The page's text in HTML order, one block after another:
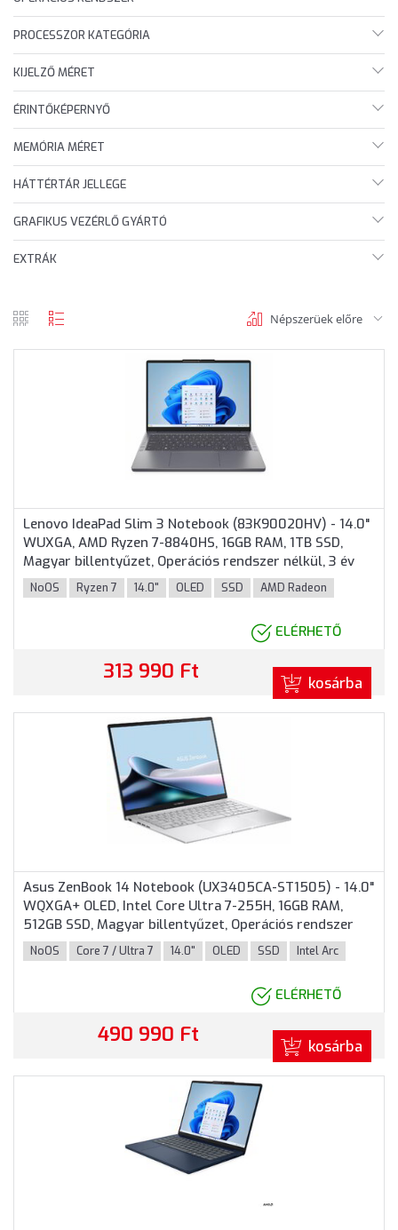
PROCESSZOR KATEGÓRIA
KIJELZŐ MÉRET
ÉRINTŐKÉPERNYŐ
MEMÓRIA MÉRET
HÁTTÉRTÁR JELLEGE
GRAFIKUS VEZÉRLŐ GYÁRTÓ
EXTRÁK
Népszerüek előre
Lenovo IdeaPad Slim 3 Notebook (83K90020HV) - 14.0"
WUXGA, AMD Ryzen 7-8840HS, 16GB RAM, 1TB SSD,
Magyar billentyűzet, Operációs rendszer nélkül, 3 év
garancia, Szürke színben
NoOS Ryzen 7 14.0" OLED SSD AMD Radeon
ELÉRHETŐ
313 990 Ft kosárba
Asus ZenBook 14 Notebook (UX3405CA-ST1505) - 14.0"
WQXGA+ OLED, Intel Core Ultra 7-255H, 16GB RAM,
512GB SSD, Magyar billentyűzet, Operációs rendszer
nélkül, 3 év garancia, Ezüst színben
NoOS Core 7 / Ultra 7 14.0" OLED SSD Intel Arc
ELÉRHETŐ
490 990 Ft kosárba